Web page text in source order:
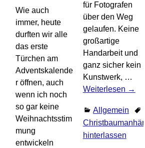
Wie auch
immer, heute
durften wir alle
das erste
Türchen am
Adventskalende
r öffnen, auch
wenn ich noch
so gar keine
Weihnachtsstim
mung
entwickeln
für Fotografen
über den Weg
gelaufen. Keine
großartige
Handarbeit und
ganz sicher kein
Kunstwerk, …
Weiterlesen →
Allgemein
hinterlassen